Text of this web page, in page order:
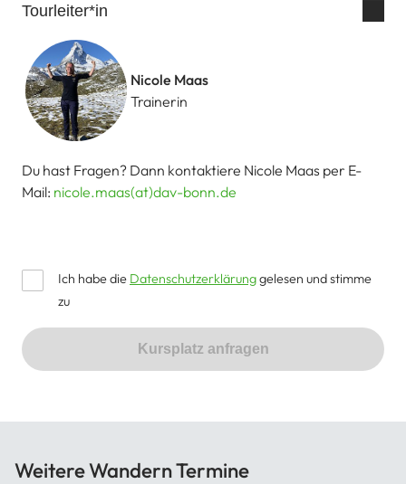
Tourleiter*in
Nicole Maas
Trainerin
Du hast Fragen? Dann kontaktiere Nicole Maas per E-
Mail: nicole.maas(at)dav-bonn.de
Ich habe die Datenschutzerklärunggelesen und stimme
zu
Kursplatz anfragen
Weitere Wandern Termine